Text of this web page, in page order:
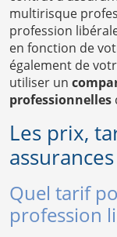
multirisque
profession
en fonction de
également de
utiliser un
professionnelles
Les prix,
Quel tarif
profession